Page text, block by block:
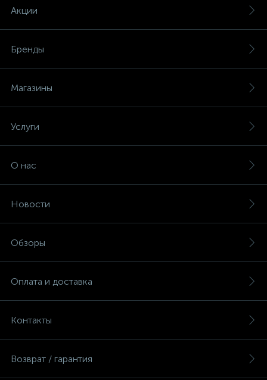
Акции
Бренды
Магазины
Услуги
О нас
Новости
Обзоры
Оплата и доставка
Контакты
Возврат / гарантия